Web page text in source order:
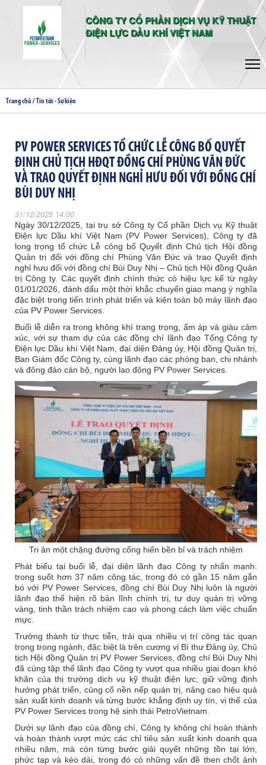
CÔNG TY CỔ PHẦN DỊCH VỤ KỸ THUẬT
ĐIỆN LỰC DẦU KHÍ VIỆT NAM
Trang chủ / Tin tức - Sự kiện
PV POWER SERVICES TỔ CHỨC LỄ CÔNG BỐ QUYẾT
ĐỊNH CHỦ TỊCH HĐQT ĐỒNG CHÍ PHÙNG VĂN ĐỨC
VÀ TRAO QUYẾT ĐỊNH NGHỈ HƯU ĐỐI VỚI ĐỒNG CHÍ
BÙI DUY NHỊ
31/12/2025 14:00
Ngày 30/12/2025, tại trụ sở Công ty Cổ phần Dịch vụ Kỹ thuật
Điện lực Dầu khí Việt Nam (PV Power Services), Công ty đã
long trọng tổ chức Lễ công bố Quyết định Chủ tịch Hội đồng
Quản trị đối với đồng chí Phùng Văn Đức và trao Quyết định
nghỉ hưu đối với đồng chí Bùi Duy Nhị – Chủ tịch Hội đồng Quản
trị Công ty. Các quyết định chính thức có hiệu lực kể từ ngày
01/01/2026, đánh dấu một thời khắc chuyển giao mang ý nghĩa
đặc biệt trong tiến trình phát triển và kiện toàn bộ máy lãnh đạo
của PV Power Services.
Buổi lễ diễn ra trong không khí trang trọng, ấm áp và giàu cảm
xúc, với sự tham dự của các đồng chí lãnh đạo Tổng Công ty
Điện lực Dầu khí Việt Nam, đại diện Đảng ủy, Hội đồng Quản trị,
Ban Giám đốc Công ty, cùng lãnh đạo các phòng ban, chi nhánh
và đông đảo cán bộ, người lao động PV Power Services.
Tri ân một chặng đường cống hiến bền bỉ và trách nhiệm
Phát biểu tại buổi lễ, đại diện lãnh đạo Công ty nhấn mạnh:
trong suốt hơn 37 năm công tác, trong đó có gần 15 năm gắn
bó với PV Power Services, đồng chí Bùi Duy Nhị luôn là người
lãnh đạo thể hiện rõ bản lĩnh chính trị, tư duy quản trị vững
vàng, tinh thần trách nhiệm cao và phong cách làm việc chuẩn
mực.
Trưởng thành từ thực tiễn, trải qua nhiều vị trí công tác quan
trọng trong ngành, đặc biệt là trên cương vị Bí thư Đảng ủy, Chủ
tịch Hội đồng Quản trị PV Power Services, đồng chí Bùi Duy Nhị
đã cùng tập thể lãnh đạo Công ty vượt qua nhiều giai đoạn khó
khăn của thị trường dịch vụ kỹ thuật điện lực; giữ vững định
hướng phát triển, củng cố nền nếp quản trị, nâng cao hiệu quả
sản xuất kinh doanh và từng bước khẳng định uy tín, vị thế của
PV Power Services trong hệ sinh thái PetroVietnam.
Dưới sự lãnh đạo của đồng chí, Công ty không chỉ hoàn thành
và hoàn thành vượt mức các chỉ tiêu sản xuất kinh doanh qua
nhiều năm, mà còn từng bước giải quyết những tồn tại lớn,
phức tạp và kéo dài, trong đó có những vấn đề then chốt ảnh